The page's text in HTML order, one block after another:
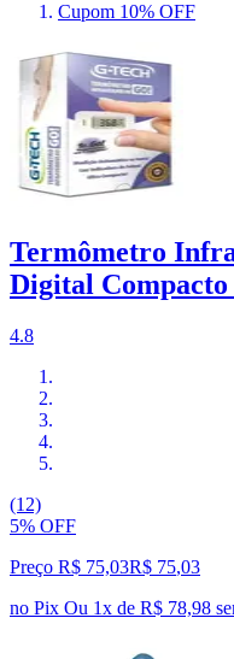
Cupom 10% OFF
Termômetro
Digital Compacto
4.8
(12)
5% OFF
Preço R$ 75,03R$ 75,03
no Pix Ou 1x de R$ 78,98